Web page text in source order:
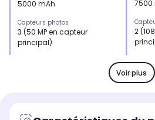
5000 mAh
Capteurs photos
3 (50 MP en capteur
principal)
Résolution
7500
2
8 Go
Voir plus